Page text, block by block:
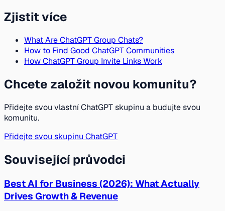
Zjistit více
What Are ChatGPT Group Chats?
How to Find Good ChatGPT Communities
How ChatGPT Group Invite Links Work
Chcete založit novou komunitu?
Přidejte svou vlastní ChatGPT skupinu a budujte svou
komunitu.
Přidejte svou skupinu ChatGPT
Související průvodci
Best AI for Business (2026): What Actually
Drives Growth & Revenue